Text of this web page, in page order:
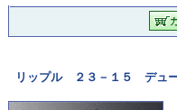
リップル ２３－１５ デュ